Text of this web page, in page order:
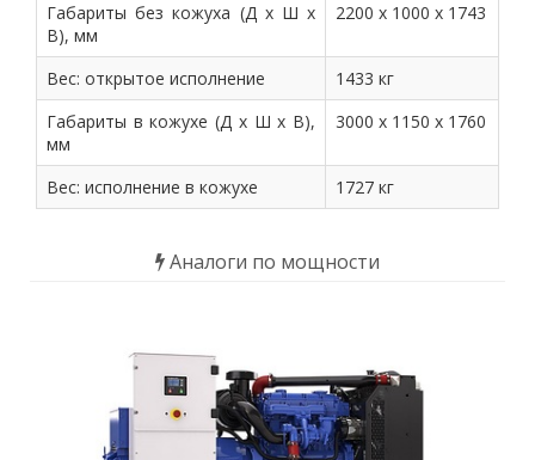
Габариты без кожуха (Д х Ш х
В), мм
2200 х 1000 х 1743
Вес: открытое исполнение
1433 кг
Габариты в кожухе (Д х Ш х В),
мм
3000 х 1150 х 1760
Вес: исполнение в кожухе 1727 кг
Аналоги по мощности